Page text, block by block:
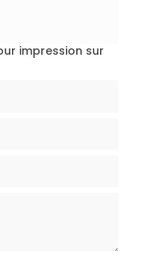
impression sur